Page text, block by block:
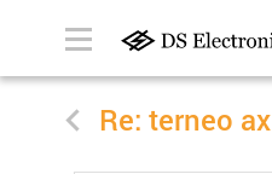
Re: terneo ax